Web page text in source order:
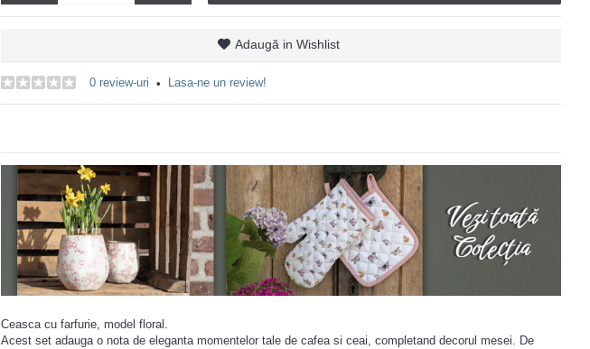
Adaugă in Wishlist
0 review-uri • Lasa-ne un review!
Ceasca cu farfurie, model floral.
Acest set adauga o nota de eleganta momentelor tale de cafea si ceai, completand decorul mesei. De